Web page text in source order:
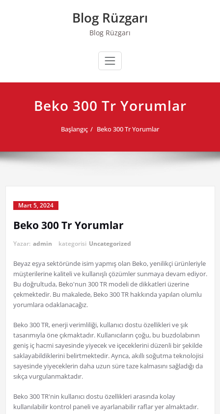
Blog Rüzgarı
Blog Rüzgarı
Beko 300 Tr Yorumlar
Başlangıç Beko 300 Tr Yorumlar
Mart 5, 2024
Beko 300 Tr Yorumlar
Yazar: admin kategorisi Uncategorized
Beyaz eşya sektöründe isim yapmış olan Beko, yenilikçi ürünleriyle
müşterilerine kaliteli ve kullanışlı çözümler sunmaya devam ediyor.
Bu doğrultuda, Beko'nun 300 TR modeli de dikkatleri üzerine
çekmektedir. Bu makalede, Beko 300 TR hakkında yapılan olumlu
yorumlara odaklanacağız.
Beko 300 TR, enerji verimliliği, kullanıcı dostu özellikleri ve şık
tasarımıyla öne çıkmaktadır. Kullanıcıların çoğu, bu buzdolabının
geniş iç hacmi sayesinde yiyecek ve içeceklerini düzenli bir şekilde
saklayabildiklerini belirtmektedir. Ayrıca, akıllı soğutma teknolojisi
sayesinde yiyeceklerin daha uzun süre taze kalmasını sağladığı da
sıkça vurgulanmaktadır.
Beko 300 TR'nin kullanıcı dostu özellikleri arasında kolay
kullanılabilir kontrol paneli ve ayarlanabilir raflar yer almaktadır.